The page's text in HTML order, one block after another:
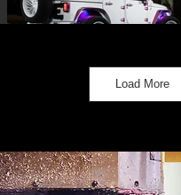
Load More